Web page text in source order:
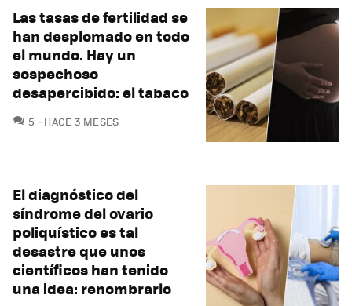
Las tasas de fertilidad se
han desplomado en todo
el mundo. Hay un
sospechoso
desapercibido: el tabaco
5 COMENTARIOS
HACE 3 MESES
El diagnóstico del
síndrome del ovario
poliquístico es tal
desastre que unos
científicos han tenido
una idea: renombrarlo